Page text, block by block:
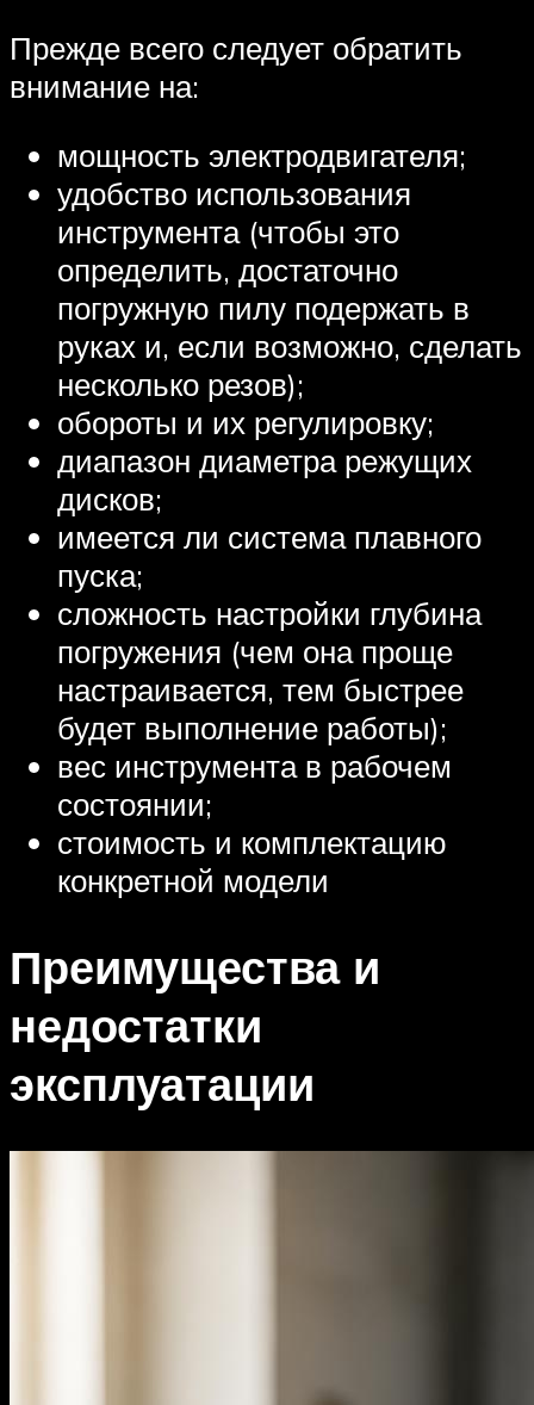
Прежде всего следует обратить
внимание на:
мощность электродвигателя;
удобство использования
инструмента (чтобы это
определить, достаточно
погружную пилу подержать в
руках и, если возможно, сделать
несколько резов);
обороты и их регулировку;
диапазон диаметра режущих
дисков;
имеется ли система плавного
пуска;
сложность настройки глубина
погружения (чем она проще
настраивается, тем быстрее
будет выполнение работы);
вес инструмента в рабочем
состоянии;
стоимость и комплектацию
конкретной модели
Преимущества и
недостатки
эксплуатации